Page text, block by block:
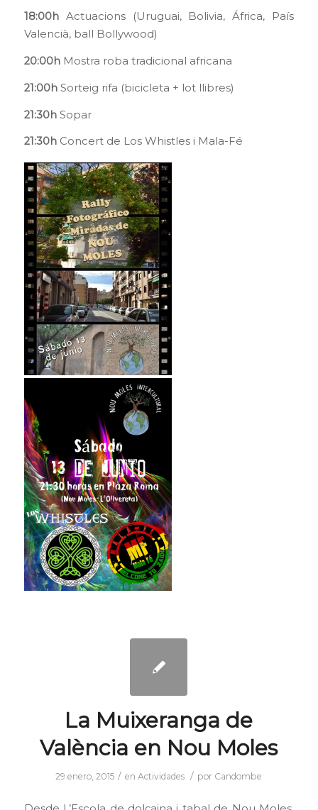
18:00hActuacions (Uruguai, Bolivia, África, País
Valencià, ball Bollywood)
20:00hMostra roba tradicional africana
21:00hSorteig rifa (bicicleta + lot llibres)
21:30hSopar
21:30hConcert de Los Whistles i Mala-Fé
La Muixeranga de
València en Nou Moles
29 enero, 2015 / enActividades / por Candombe